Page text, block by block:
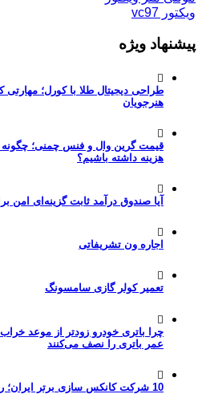
ویکتور vc97
پیشنهاد ویژه
طراحی دیجیتال طلا با کورل؛ مهارتی
هنرجویان
قیمت گرین وال و فنس چمنی؛ چگونه
هزینه داشته باشیم؟
آیا صندوق درآمد ثابت گزینه‌ای
اجاره ون تشریفاتی
تعمیر کولر گازی سامسونگ
عمر باتری را نصف می‌کنند
10 شرکت کانکس سازی برتر ایران؛